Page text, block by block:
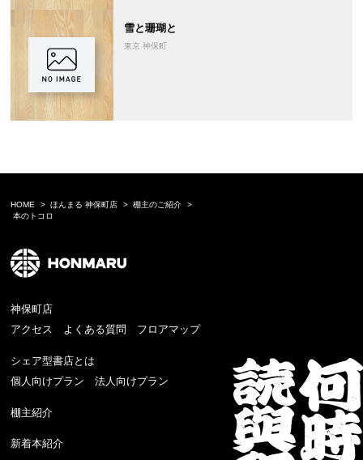
雪と珊瑚と
東京 神保町
HOME ほんまる 神保町店
棚主のご紹介
本のトコロ
神保町店
アクセス
よくある質問 フロアマップ
シェア型書店とは
個人向けプラン
法人向けプラン
棚主紹介
新着本紹介